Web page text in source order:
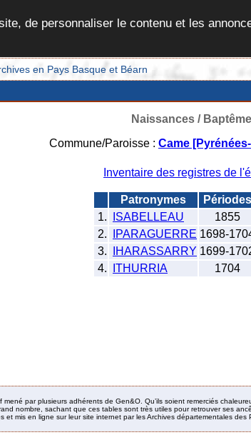
de personnaliser le contenu et les
en Pays Basque et Béarn
Naissances /
Commune/Paroisse : Came
Inventaire des registres de
Patronymes Périodes
1.
ISABELLEAU 1855
2.
IPARAGUERRE 1698-
3.
IHARASSARRY 1699-
4.
ITHURRIA 1704
par plusieurs adhérents de Gen&O. Qu’ils soient remerciés
nombre, sachant que ces tables sont très utiles pour retrouver ses
et mis en ligne sur leur site internet par les Archives départementales des